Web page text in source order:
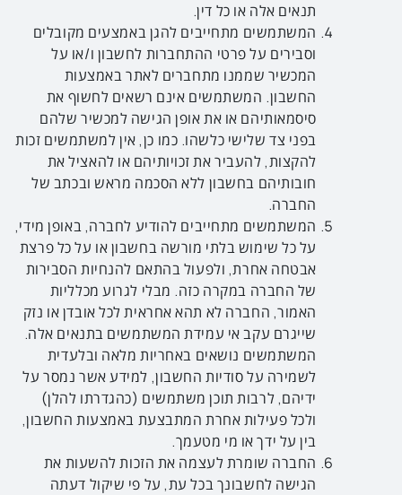
תנאים אלה או כל דין.
המשתמשים מתחייבים להגן באמצעים מקובלים
וסבירים על פרטי ההתחברות לחשבון ו/או על
המכשיר שממנו מתחברים לאתר באמצעות
החשבון. המשתמשים אינם רשאים לחשוף את
סיסמאותיהם או את אופן הגישה למכשיר שלהם
בפני צד שלישי כלשהו. כמו כן, אין למשתמשים זכות
להקצות, להעביר את זכויותיהם או להאציל את
חובותיהם בחשבון ללא הסכמה מראש ובכתב של
החברה.
המשתמשים מתחייבים להודיע לחברה, באופן מידי,
על כל שימוש בלתי מורשה בחשבון או על כל פרצת
אבטחה אחרת, ולפעול בהתאם להנחיות הסבירות
של החברה במקרה כזה. מבלי לגרוע מכלליות
האמור, החברה לא תהא אחראית לכל אובדן או נזק
שייגרם עקב אי עמידת המשתמשים בתנאים אלה.
המשתמשים נושאים באחריות מלאה ובלעדית
לשמירה על סודיות החשבון, למידע אשר נמסר על
ידיהם, לרבות תוכן משתמשים (כהגדרתו להלן)
ולכל פעילות אחרת המתבצעת באמצעות החשבון,
בין על ידך או מי מטעמך.
החברה שומרת לעצמה את הזכות להשעות את
הגישה לחשבונך בכל עת, על פי שיקול דעתה